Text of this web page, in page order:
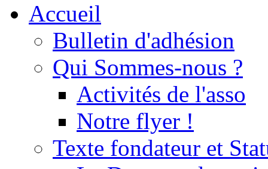
Accueil
Bulletin d'adhésion
Qui Sommes-nous ?
Activités de l'asso
Notre flyer !
Texte fondateur et